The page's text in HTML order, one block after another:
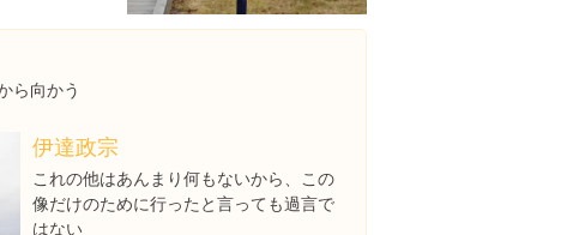
ら向かう
伊達政宗
これの他はあんまり何もないから、この
像だけのために行ったと言っても過言で
はない